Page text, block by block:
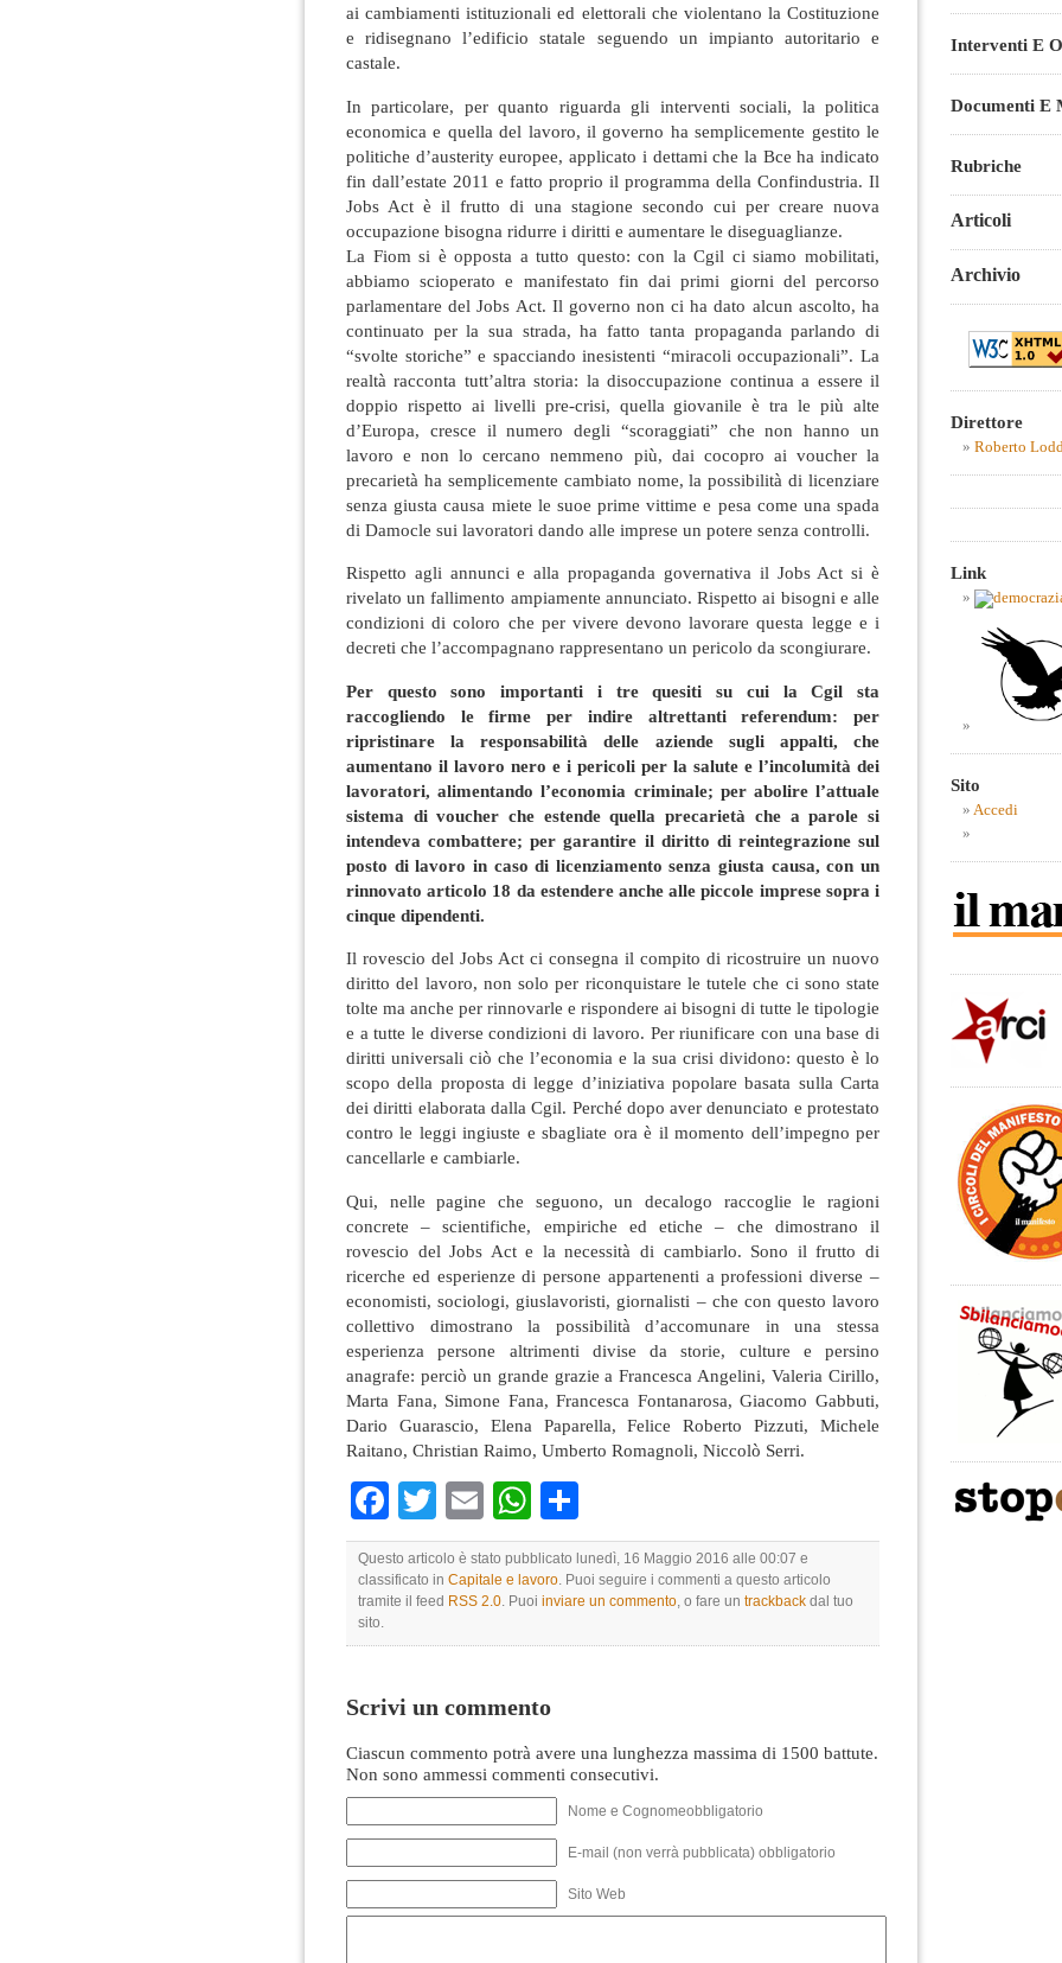
ai cambiamenti istituzionali ed elettorali che violentano la Costituzione
e ridisegnano l’edificio statale seguendo un impianto autoritario e
castale.
In particolare, per quanto riguarda gli interventi sociali, la politica
economica e quella del lavoro, il governo ha semplicemente gestito le
politiche d’austerity europee, applicato i dettami che la Bce ha indicato
fin dall’estate 2011 e fatto proprio il programma della Confindustria. Il
Jobs Act è il frutto di una stagione secondo cui per creare nuova
occupazione bisogna ridurre i diritti e aumentare le diseguaglianze.
La Fiom si è opposta a tutto questo: con la Cgil ci siamo mobilitati,
abbiamo scioperato e manifestato fin dai primi giorni del percorso
parlamentare del Jobs Act. Il governo non ci ha dato alcun ascolto, ha
continuato per la sua strada, ha fatto tanta propaganda parlando di
“svolte storiche” e spacciando inesistenti “miracoli occupazionali”. La
realtà racconta tutt’altra storia: la disoccupazione continua a essere il
doppio rispetto ai livelli pre-crisi, quella giovanile è tra le più alte
d’Europa, cresce il numero degli “scoraggiati” che non hanno un
lavoro e non lo cercano nemmeno più, dai cocopro ai voucher la
precarietà ha semplicemente cambiato nome, la possibilità di licenziare
senza giusta causa miete le suoe prime vittime e pesa come una spada
di Damocle sui lavoratori dando alle imprese un potere senza controlli.
Rispetto agli annunci e alla propaganda governativa il Jobs Act si è
rivelato un fallimento ampiamente annunciato. Rispetto ai bisogni e alle
condizioni di coloro che per vivere devono lavorare questa legge e i
decreti che l’accompagnano rappresentano un pericolo da scongiurare.
Per questo sono importanti i tre quesiti su cui la Cgil sta
raccogliendo le firme per indire altrettanti referendum: per
ripristinare la responsabilità delle aziende sugli appalti, che
aumentano il lavoro nero e i pericoli per la salute e l’incolumità dei
lavoratori, alimentando l’economia criminale; per abolire l’attuale
sistema di voucher che estende quella precarietà che a parole si
intendeva combattere; per garantire il diritto di reintegrazione sul
posto di lavoro in caso di licenziamento senza giusta causa, con un
rinnovato articolo 18 da estendere anche alle piccole imprese sopra i
cinque dipendenti.
Il rovescio del Jobs Act ci consegna il compito di ricostruire un nuovo
diritto del lavoro, non solo per riconquistare le tutele che ci sono state
tolte ma anche per rinnovarle e rispondere ai bisogni di tutte le tipologie
e a tutte le diverse condizioni di lavoro. Per riunificare con una base di
diritti universali ciò che l’economia e la sua crisi dividono: questo è lo
scopo della proposta di legge d’iniziativa popolare basata sulla Carta
dei diritti elaborata dalla Cgil. Perché dopo aver denunciato e protestato
contro le leggi ingiuste e sbagliate ora è il momento dell’impegno per
cancellarle e cambiarle.
Qui, nelle pagine che seguono, un decalogo raccoglie le ragioni
concrete – scientifiche, empiriche ed etiche – che dimostrano il
rovescio del Jobs Act e la necessità di cambiarlo. Sono il frutto di
ricerche ed esperienze di persone appartenenti a professioni diverse –
economisti, sociologi, giuslavoristi, giornalisti – che con questo lavoro
collettivo dimostrano la possibilità d’accomunare in una stessa
esperienza persone altrimenti divise da storie, culture e persino
anagrafe: perciò un grande grazie a Francesca Angelini, Valeria Cirillo,
Marta Fana, Simone Fana, Francesca Fontanarosa, Giacomo Gabbuti,
Dario Guarascio, Elena Paparella, Felice Roberto Pizzuti, Michele
Raitano, Christian Raimo, Umberto Romagnoli, Niccolò Serri.
Facebook
Twitter
EmailWhatsApp
Questo articolo è stato pubblicato lunedì, 16 Maggio 2016 alle 00:07 e
classificato in Capitale e lavoro . Puoi seguire i commenti a questo articolo
tramite il feed RSS 2.0 . Puoi inviare un commento , o fare un trackback dal tuo
sito.
Scrivi un commento
Ciascun commento potrà avere una lunghezza massima di 1500 battute.
Non sono ammessi commenti consecutivi.
Nome e Cognomeobbligatorio
E-mail (non verrà pubblicata) obbligatorio
Sito Web
Interventi E
Documenti E
Rubriche
Articoli
Archivio
Direttore
Roberto
Link
Sito
Accedi